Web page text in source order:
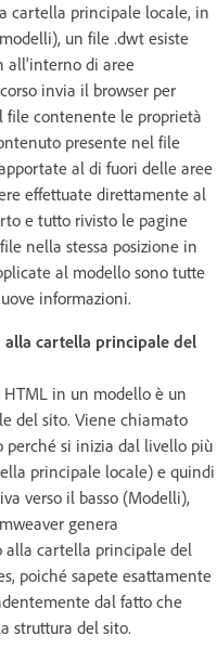
cartella principale locale, in
un file .dwt esiste
all'interno di aree
invia il browser per
file contenente le proprietà
presente nel file
al di fuori delle aree
effettuate direttamente al
e tutto rivisto le pagine
nella stessa posizione in
al modello sono tutte
informazioni.
cartella principale del
in un modello è un
del sito. Viene chiamato
si inizia dal livello più
principale locale) e quindi
verso il basso (Modelli),
genera
alla cartella principale del
poiché sapete esattamente
dal fatto che
struttura del sito.